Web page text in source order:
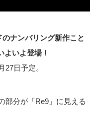
ナンバリング新作こと
よいよ登場！
27日予定。
部分が「Re9」に見える